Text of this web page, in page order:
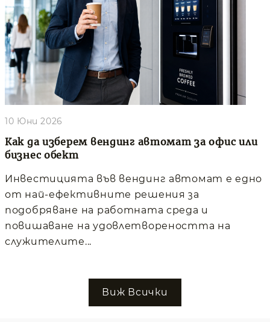
Как да изберем вендинг автомат за офис или
бизнес обект
10 Юни 2026
Инвестицията във вендинг автомат е едно
от най-ефективните решения за
подобряване на работната среда и
повишаване на удовлетвореността на
служителите...
Виж Всички